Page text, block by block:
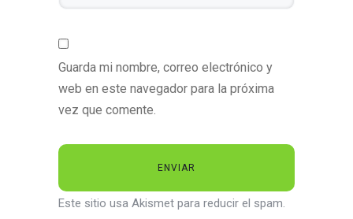
Guarda mi nombre, correo electrónico y
web en este navegador para la próxima
vez que comente.
Este sitio usa Akismet para reducir el spam.